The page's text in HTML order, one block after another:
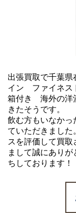
出張買取で千葉県
イン ファイネ
箱付き 海外の洋
きたそうです。
飲む方もいなかっ
ていただきました
スを評価して買取
まして誠にあり
ちしております！